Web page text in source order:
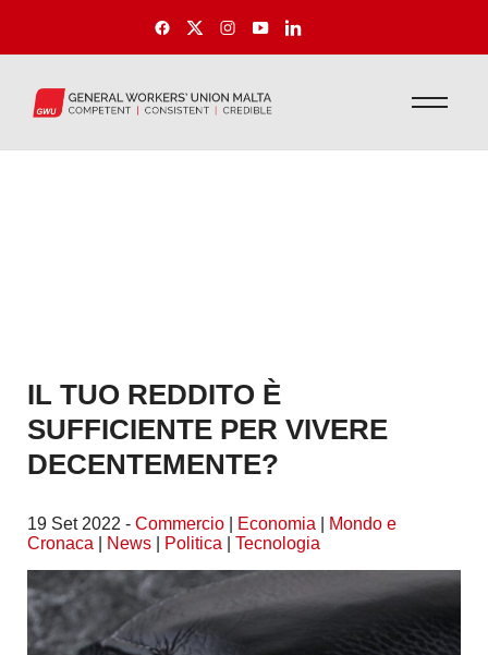
IL TUO REDDITO È
SUFFICIENTE PER VIVERE
DECENTEMENTE?
19 Set 2022 - Commercio Economia
Mondo e
Cronaca
News Politica Tecnologia